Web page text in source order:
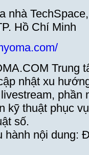
nhà
Hồ Chí Minh
Trung
nhật xu
phần
kỹ thuật phục
số.
hành nội dung: